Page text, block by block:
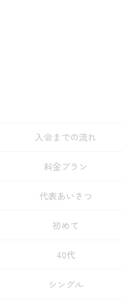
入会までの流れ
料金プラン
代表あいさつ
初めて
40代
シングル